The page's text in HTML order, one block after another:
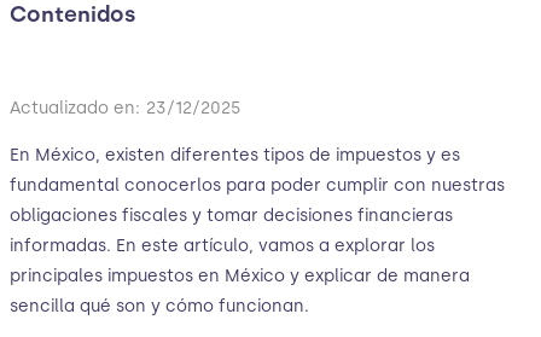
Contenidos
Actualizado en: 23/12/2025
En México, existen diferentes tipos de impuestos y es
fundamental conocerlos para poder cumplir con nuestras
obligaciones fiscales y tomar decisiones financieras
informadas. En este artículo, vamos a explorar los
principales impuestos en México y explicar de manera
sencilla qué son y cómo funcionan.